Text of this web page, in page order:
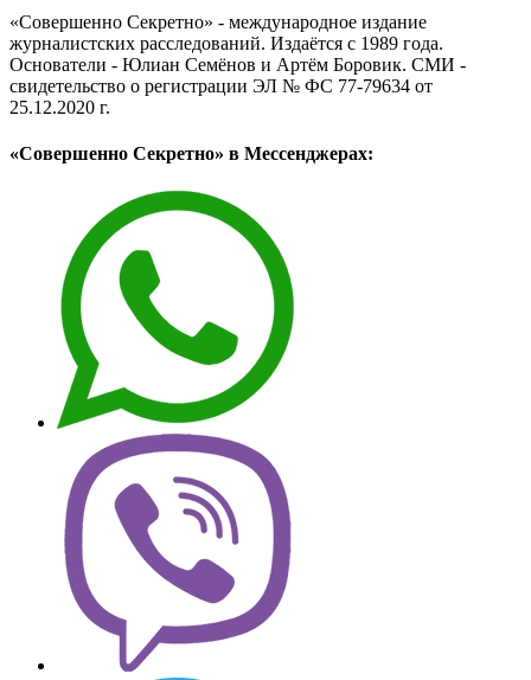
«Совершенно Секретно» - международное издание
журналистских расследований. Издаётся с 1989 года.
Основатели - Юлиан Семёнов и Артём Боровик. CМИ -
свидетельство о регистрации ЭЛ № ФС 77-79634 от
25.12.2020 г.
«Совершенно Секретно» в Мессенджерах: